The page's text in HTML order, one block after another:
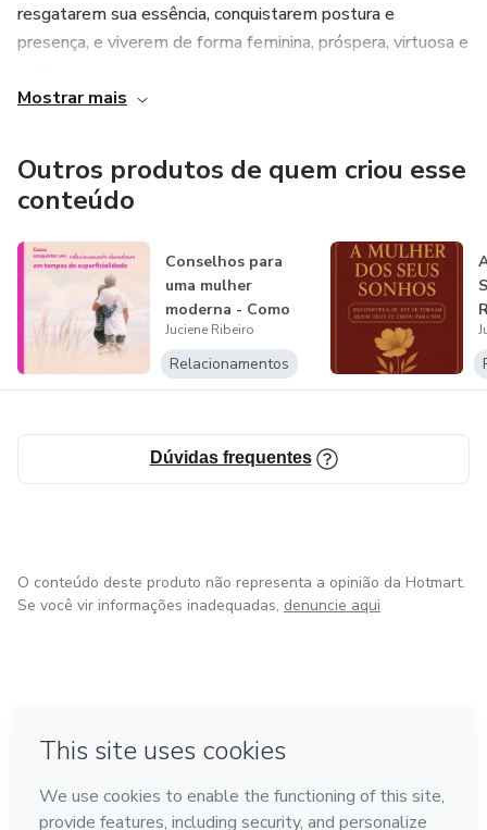
resgatarem sua essência, conquistarem postura e
presença, e viverem de forma feminina, próspera, virtuosa e
experiências aplicáveis, para que cada leitora não apenas
aprenda, mas se torne a mulher que nasceu para ser.
Seja bem-vinda à sua nova jornada. 🌷
Mostrar mais
Outros produtos de quem criou esse
conteúdo
Conselhos para
uma mulher
moderna - Como
conquistar um
rela...
Juciene Ribeiro
Relacionamentos
Dúvidas frequentes
O conteúdo deste produto não representa a opinião da Hotmart.
Se você vir informações inadequadas, denuncie aqui
Feito com ❤ na Cidade do México